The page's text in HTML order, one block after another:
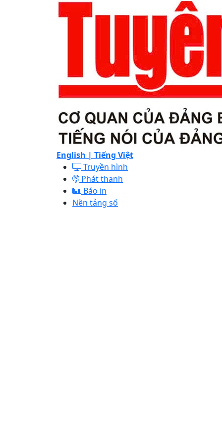
English | Tiếng Việt
Truyền hình
Phát thanh
Báo in
Nền tảng số